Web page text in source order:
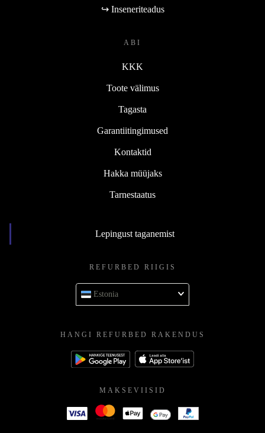
↪ Inseneriteadus
ABI
KKK
Toote välimus
Tagasta
Garantiitingimused
Kontaktid
Hakka müüjaks
Tarnestaatus
Lepingust taganemist
REFURBED RIIGIS
Estonia
HANGI REFURBED RAKENDUS
MAKSEVIISID